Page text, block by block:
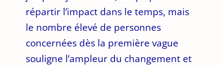
répartir l’impact dans le temps, mais
le nombre élevé de personnes
concernées dès la première vague
souligne l’ampleur du changement et